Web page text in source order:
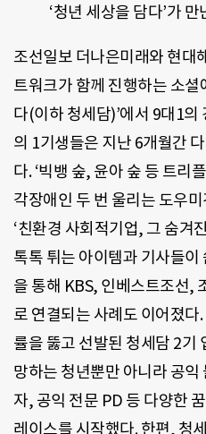
‘청년 세상을 담다’가
조선일보 더나은미래와 현대
트워크가 함께 진행하는 소셜
다(이하 청세담)’에서 9대1
의 1기생들은 지난 6개월간
다. ‘빅뱅 숲, 윤아 숲 등 트리
각장애인 두 번 울리는 도우미
‘친환경 사회적기업, 그 숨겨
톡톡 튀는 아이템과 기사들
을 통해 KBS, 인베스트조선,
로 연결되는 사례도 이어졌
률을 뚫고 선발된 청세담 2기
망하는 청년뿐만 아니라 공
자, 공익 전문 PD 등 다양한
레이스를 시작했다. 한편, 청